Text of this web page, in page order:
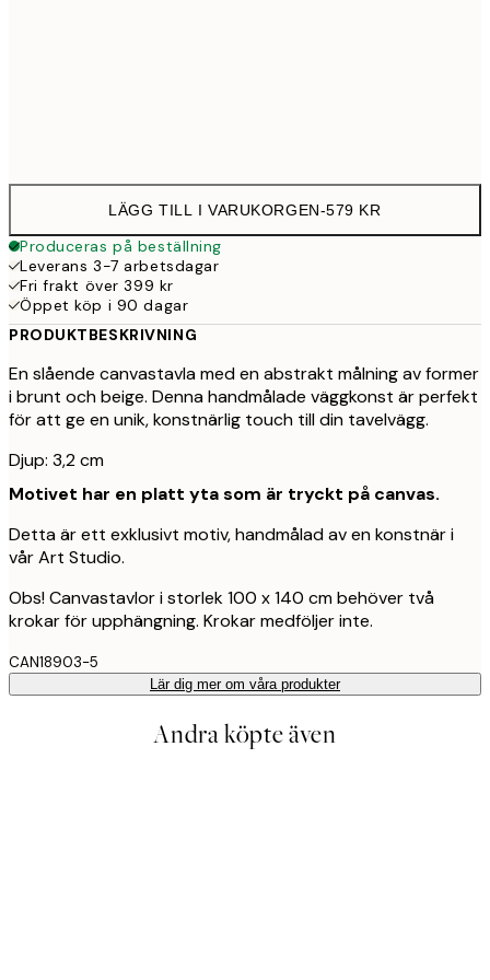
LÄGG TILL I VARUKORGEN-579 KR
Produceras på beställning
Leverans 3-7 arbetsdagar
Fri frakt över 399 kr
Öppet köp i 90 dagar
PRODUKTBESKRIVNING
En slående canvastavla med en abstrakt målning av former
i brunt och beige. Denna handmålade väggkonst är perfekt
för att ge en unik, konstnärlig touch till din tavelvägg.
Djup: 3,2 cm
Motivet har en platt yta som är tryckt på canvas.
Detta är ett exklusivt motiv, handmålad av en konstnär i
vår Art Studio.
Obs! Canvastavlor i storlek 100 x 140 cm behöver två
krokar för upphängning. Krokar medföljer inte.
CAN18903-5
Lär dig mer om våra produkter
Andra köpte även